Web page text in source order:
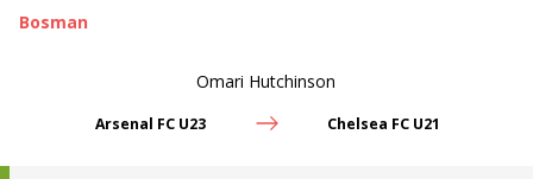
Bosman
Omari Hutchinson
Arsenal FC U23 Chelsea FC U21